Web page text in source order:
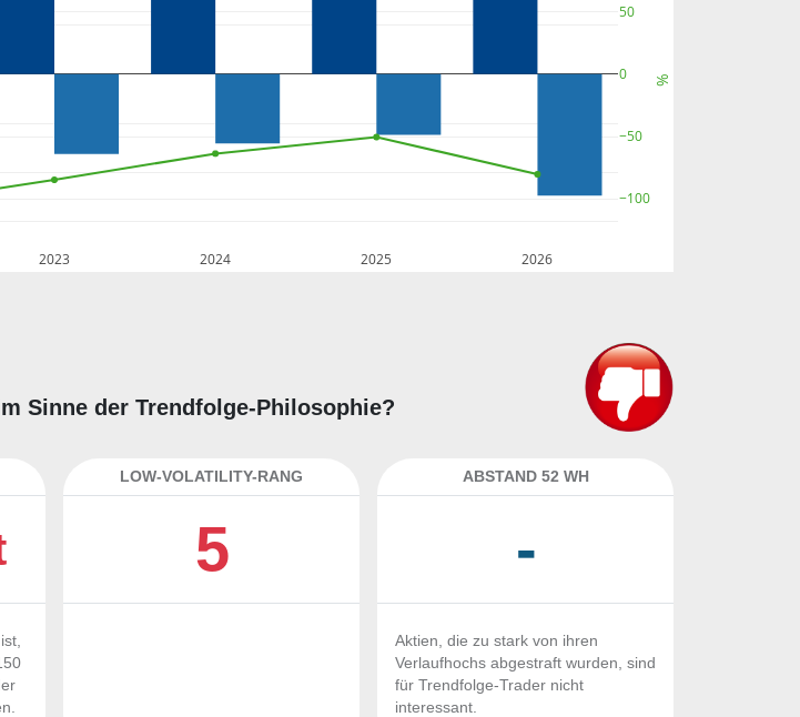
2023 2024 2025 2026
−100
−50
0
50
%
Sinne der Trendfolge-Philosophie?
LOW-VOLATILITY-RANG
5
ABSTAND 52 WH
-
Aktien, die zu stark von ihren
Verlaufhochs abgestraft wurden, sind
für Trendfolge-Trader nicht
interessant.